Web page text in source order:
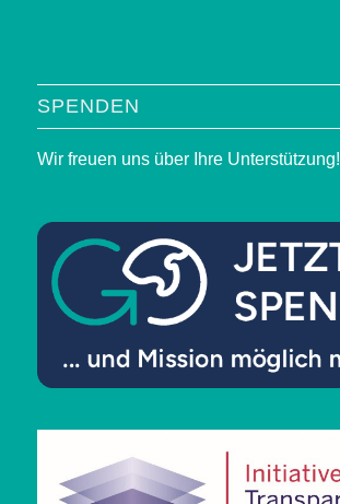
SPENDEN
Wir freuen uns über Ihre Unterstützung!